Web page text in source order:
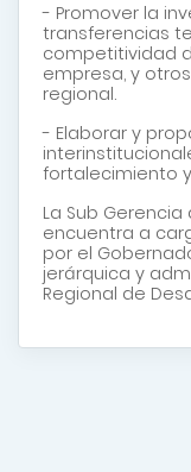
- Promover la
transferencias
competitividad
empresa, y
regional.
- Elaborar y
fortalecimiento
La Sub
encuentra a
por el
jerárquica y
Regional de